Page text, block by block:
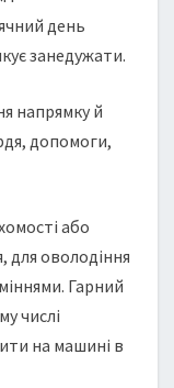
день
занедужати.
напрямку й
допомоги,
або
для оволодіння
Гарний
числі
на машині в